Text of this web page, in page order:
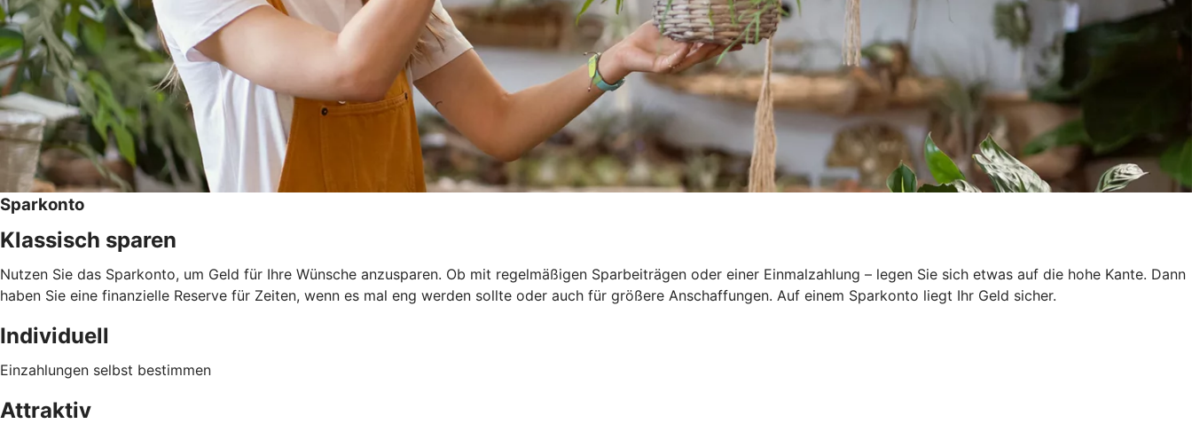
Sparkonto
Klassisch sparen
Nutzen Sie das Sparkonto, um Geld für Ihre Wünsche anzusparen. Ob mit regelmäßigen Sparbeiträgen oder einer Einmalzahlung – legen Sie sich etwas auf die hohe Kante. Dann
haben Sie eine finanzielle Reserve für Zeiten, wenn es mal eng werden sollte oder auch für größere Anschaffungen. Auf einem Sparkonto liegt Ihr Geld sicher.
Individuell
Einzahlungen selbst bestimmen
Attraktiv